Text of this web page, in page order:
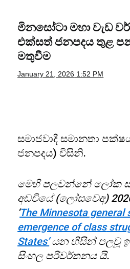
මිනසෝටා මහා වැඩ
එක්සත් ජනපදය තුළ
මතුවීම
January 21, 2026 1:52 PM
සමාජවාදී සමානතා
ජනපදය) විසිනි.
මෙහි පලවන්නේ ලෝක
අඩවියේ (ලෝසවෙඅ)
‘The Minnesota general
emergence ofclass
States’යන හිසින් පලවූ
සිංහල පරිවර්තනය යි.